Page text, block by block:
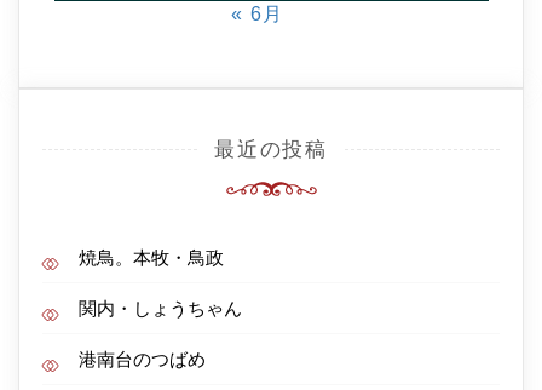
« 6月
最近の投稿
焼鳥。本牧・鳥政
関内・しょうちゃん
港南台のつばめ